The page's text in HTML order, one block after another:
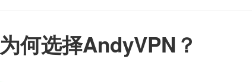
为何选择AndyVPN？